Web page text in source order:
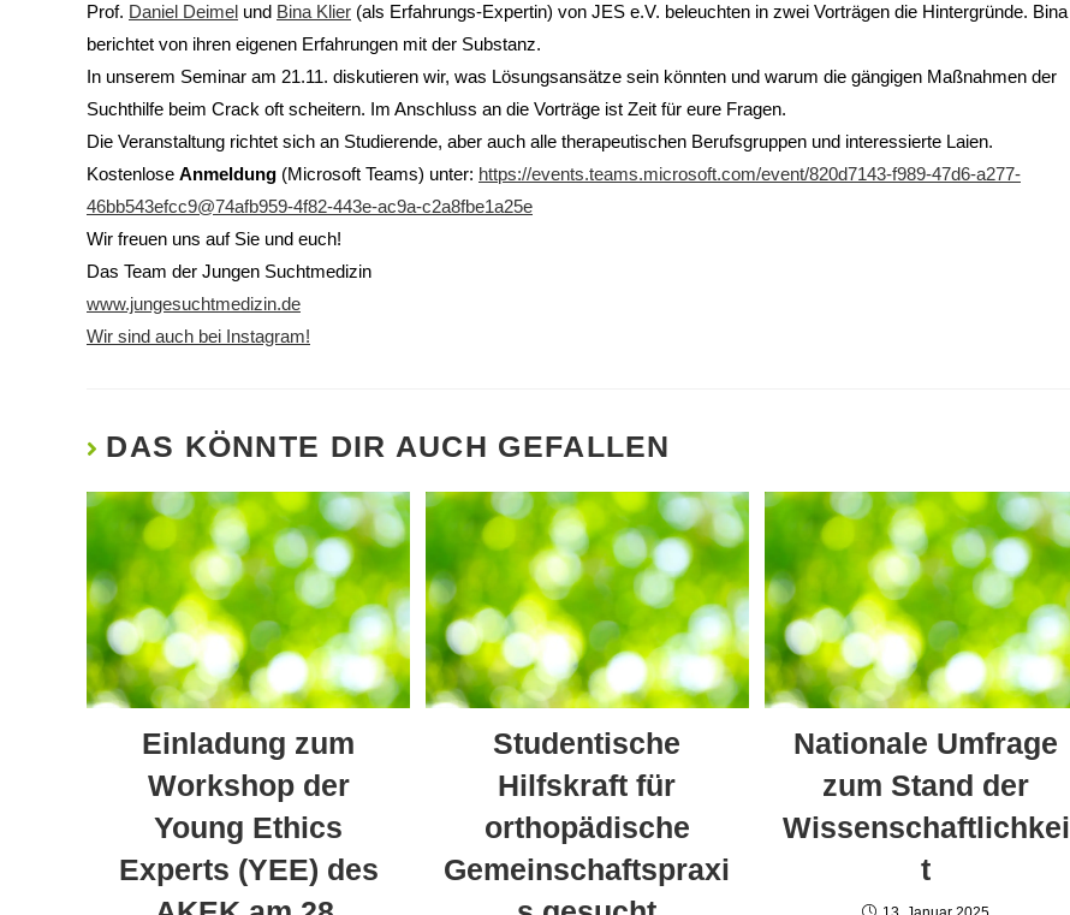
Prof. Daniel Deimel und Bina Klier (als Erfahrungs-Expertin) von JES e.V. beleuchten in zwei Vorträgen die Hintergründe. Bina
berichtet von ihren eigenen Erfahrungen mit der Substanz.
In unserem Seminar am 21.11. diskutieren wir, was Lösungsansätze sein könnten und warum die gängigen Maßnahmen der
Suchthilfe beim Crack oft scheitern. Im Anschluss an die Vorträge ist Zeit für eure Fragen.
Die Veranstaltung richtet sich an Studierende, aber auch alle therapeutischen Berufsgruppen und interessierte Laien.
Kostenlose Anmeldung (Microsoft Teams) unter: https://events.teams.microsoft.com/event/820d7143-f989-47d6-a277-
46bb543efcc9@74afb959-4f82-443e-ac9a-c2a8fbe1a25e
Wir freuen uns auf Sie und euch!
Das Team der Jungen Suchtmedizin
www.jungesuchtmedizin.de
Wir sind auch bei Instagram!
DAS KÖNNTE DIR AUCH GEFALLEN
Einladung zum
Workshop der
Young Ethics
Experts (YEE) des
Studentische
Hilfskraft für
orthopädische
Gemeinschaftspraxi
Nationale Umfrage
zum Stand der
Wissenschaftlichkei
t